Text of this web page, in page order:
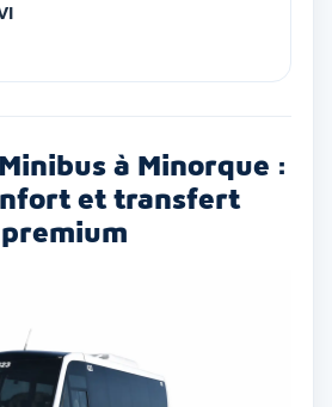
à Minorque :
et transfert
premium